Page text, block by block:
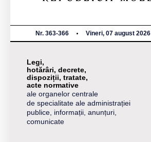
Nr. 363-366 Vineri, 07 august 2026
Legi,
hotărâri, decrete,
dispoziții, tratate,
acte normative
ale organelor centrale
de specialitate ale administrației
publice, informații, anunțuri,
comunicate